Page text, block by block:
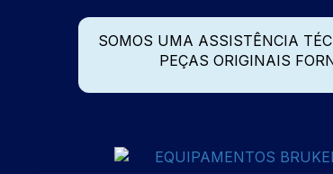
SOMOS UMA ASSISTÊNCIA
PEÇAS ORIGINAIS